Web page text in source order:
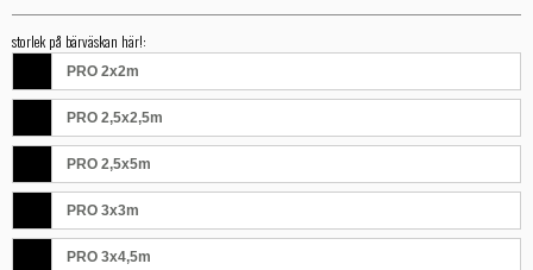
storlek på bärväskan här!:
PRO 2x2m
PRO 2,5x2,5m
PRO 2,5x5m
PRO 3x3m
PRO 3x4,5m